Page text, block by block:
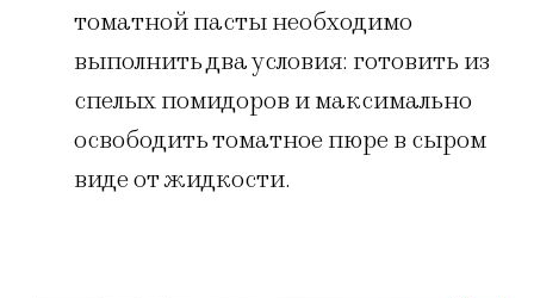
томатной пасты необходимо
выполнить два условия: готовить из
спелых помидоров и максимально
освободить томатное пюре в сыром
виде от жидкости.